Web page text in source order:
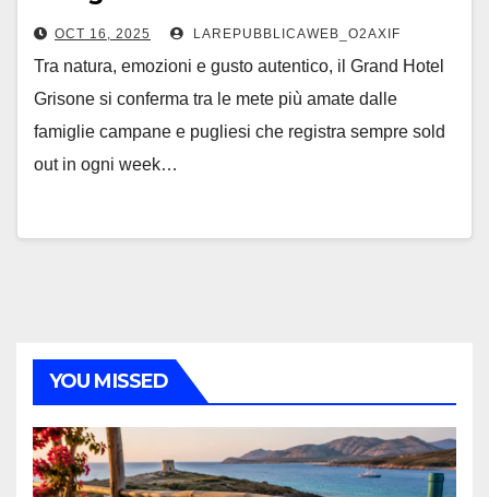
OCT 16, 2025 LAREPUBBLICAWEB_O2AXIF
Tra natura, emozioni e gusto autentico, il Grand Hotel
Grisone si conferma tra le mete più amate dalle
famiglie campane e pugliesi che registra sempre sold
out in ogni week…
YOU MISSED